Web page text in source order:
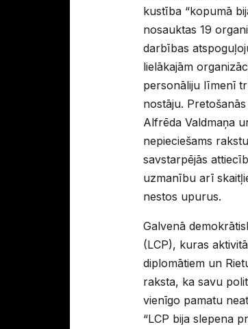
kustība “kopumā
nosauktas 19
darbības
lielākajām
personāliju līmenī
nostāju.
Alfrēda Valdmaņa
nepieciešams
savstarpējās
uzmanību arī
nestos upurus.
Galvenā
(LCP), kuras
diplomātiem un
raksta, ka savu
vienīgo pamatu
“LCP bija slepena